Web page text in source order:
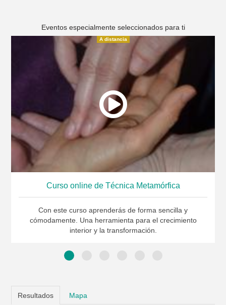
Eventos especialmente seleccionados para ti
Curso online de Técnica Metamórfica
Con este curso aprenderás de forma sencilla y
cómodamente. Una herramienta para el crecimiento
interior y la transformación.
A distancia
Resultados Mapa